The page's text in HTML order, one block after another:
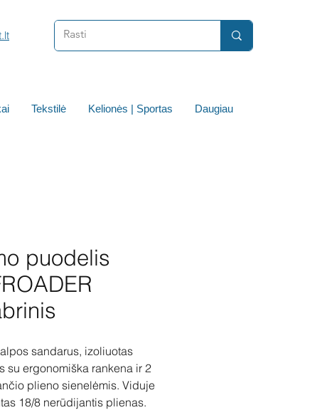
Tekstilė Kelionės | Sportas Daugiau
puodelis
sandarus, izoliuotas
su ergonomiška rankena ir 2
plieno sienelėmis. Viduje
18/8 nerūdijantis plienas.